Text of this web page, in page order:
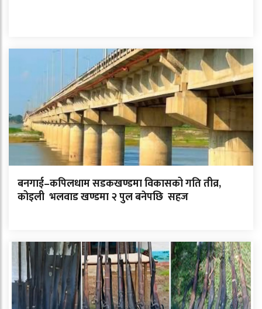
बनगाई–कपिलधाम सडकखण्डमा विकासको गति तीव्र,
कोइली भलवाड खण्डमा २ पुल बनेपछि सहज